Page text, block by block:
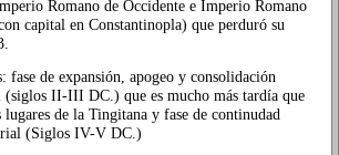
Romano de Occidente e Imperio Romano
capital en Constantinopla) que perduró su
fase de expansión, apogeo y consolidación
(siglos II-III DC.) que es mucho más tardía que
de la Tingitana y fase de continudad
(Siglos IV-V DC.)